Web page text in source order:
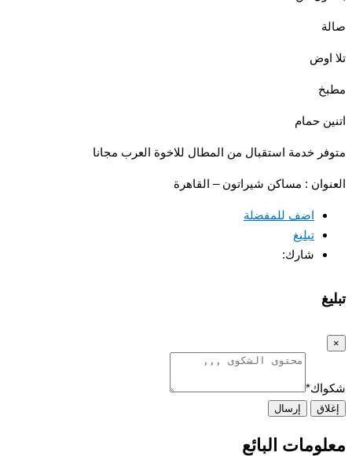
حمام
خدمة استقبال من المطال للاخوة العرب مجانا
: مساكن شيراتون – القاهرة
اضف للمفضلة
تبليغ
شارك:
*
إرسال
البائع